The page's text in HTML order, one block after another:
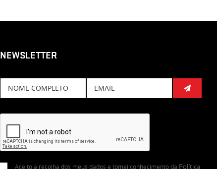
NEWSLETTER
Aceito a recolha dos meus dados e tomei conhecimento da Política